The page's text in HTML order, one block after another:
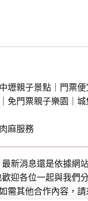
壢親子景點｜門票
免門票親子樂園｜
麻服務
新消息還是依據網
迎各位一起與我們
需其他合作內容，